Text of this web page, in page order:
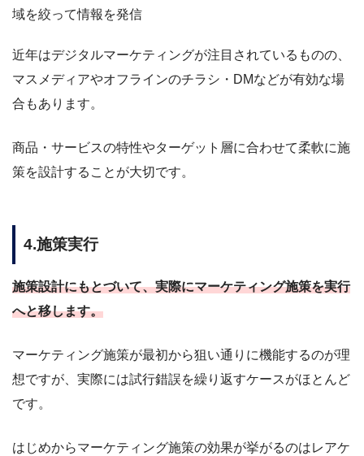
域を絞って情報を発信
近年はデジタルマーケティングが注目されているものの、
マスメディアやオフラインのチラシ・DMなどが有効な場
合もあります。
商品・サービスの特性やターゲット層に合わせて柔軟に施
策を設計することが大切です。
4.施策実行
施策設計にもとづいて、実際にマーケティング施策を実行
へと移します。
マーケティング施策が最初から狙い通りに機能するのが理
想ですが、実際には試行錯誤を繰り返すケースがほとんど
です。
はじめからマーケティング施策の効果が挙がるのはレアケ